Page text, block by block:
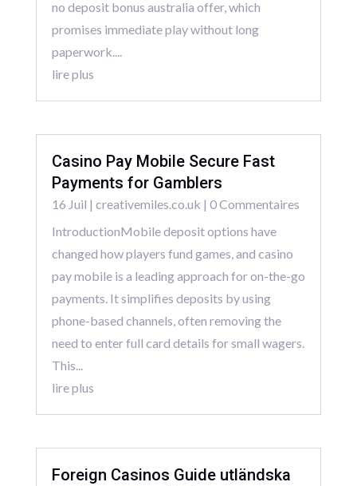
no deposit bonus australia offer, which
promises immediate play without long
paperwork....
lire plus
Casino Pay Mobile Secure Fast
Payments for Gamblers
16 Juil | creativemiles.co.uk | 0 Commentaires
IntroductionMobile deposit options have
changed how players fund games, and casino
pay mobile is a leading approach for on-the-go
payments. It simplifies deposits by using
phone-based channels, often removing the
need to enter full card details for small wagers.
This...
lire plus
Foreign Casinos Guide utländska